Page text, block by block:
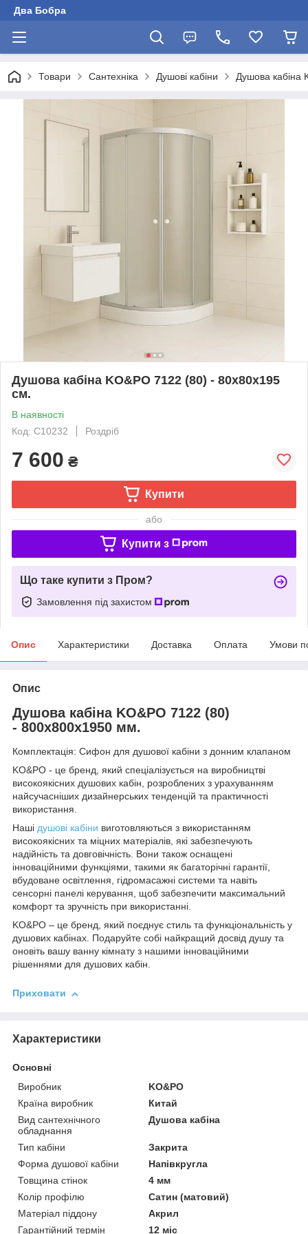
Два Бобра
Товари Сантехніка Душові кабіни Душова кабіна
Душова кабіна KO&PO 7122 (80) - 80х80х195
см.
В наявності
Код: С10232
Роздріб
7 600 ₴
Купити
або
Купити з
Що таке купити з Пром?
Замовлення під захистом
Опис Характеристики Доставка Оплата Умови
Опис
Душова кабіна KO&PO 7122 (80)
- 800х800х1950 мм.
Комплектація: Сифон для душової кабіни з донним клапаном
KO&PO - це бренд, який спеціалізується на виробництві
високоякісних душових кабін, розроблених з урахуванням
найсучасніших дизайнерських тенденцій та практичності
використання.
Наші душові кабіни виготовляються з використанням
високоякісних та міцних матеріалів, які забезпечують
надійність та довговічність. Вони також оснащені
інноваційними функціями, такими як багаторічні гарантії,
вбудоване освітлення, гідромасажні системи та навіть
сенсорні панелі керування, щоб забезпечити максимальний
комфорт та зручність при використанні.
KO&PO – це бренд, який поєднує стиль та функціональність у
душових кабінах. Подаруйте собі найкращий досвід душу та
оновіть вашу ванну кімнату з нашими інноваційними
рішеннями для душових кабін.
Приховати
Характеристики
Основні
Виробник
KO&PO
Країна виробник
Китай
Вид сантехнічного
обладнання
Душова кабіна
Тип кабіни
Закрита
Форма душової кабіни
Напівкругла
Товщина стінок
4 мм
Колір профілю
Сатин (матовий)
Матеріал піддону
Акрил
Гарантійний термін
12 міс